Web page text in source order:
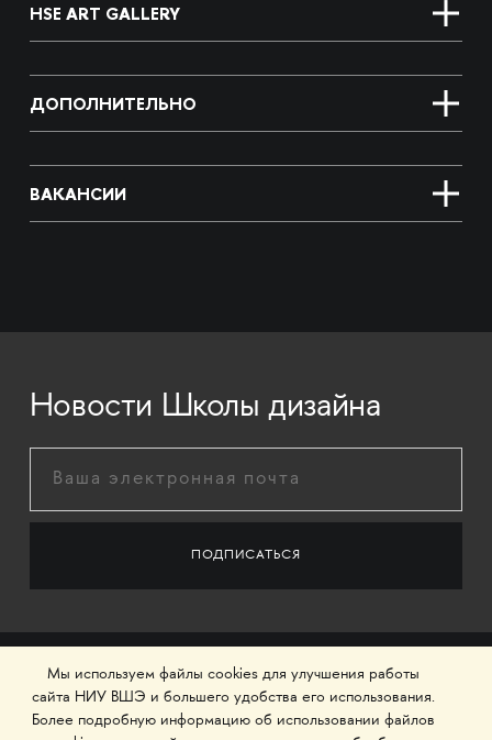
HSE ART GALLERY
ДОПОЛНИТЕЛЬНО
ВАКАНСИИ
Новости Школы дизайна
Мы используем файлы cookies для улучшения работы
сайта НИУ ВШЭ и большего удобства его использования.
Более подробную информацию об использовании файлов